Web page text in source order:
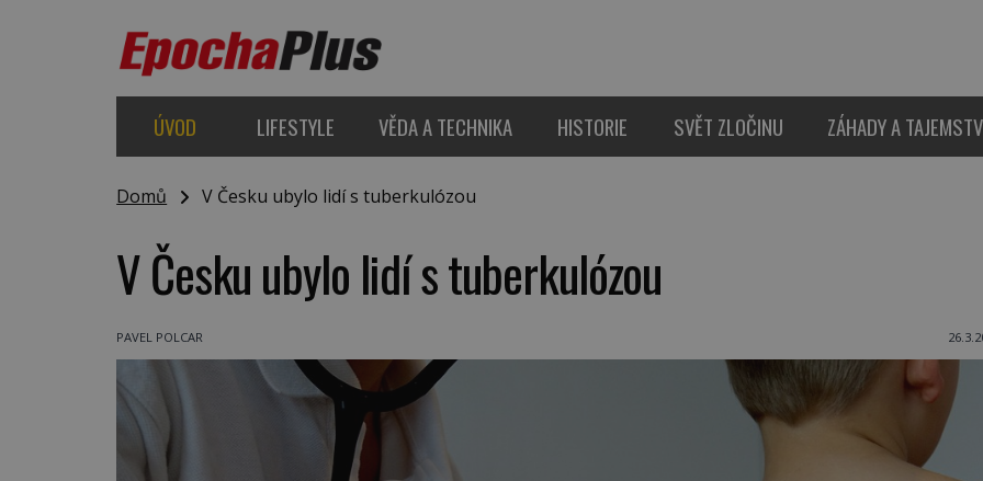
ÚVOD LIFESTYLE VĚDA A TECHNIKA HISTORIE SVĚT ZLOČINU ZÁHADY A
Domů V Česku ubylo lidí s tuberkulózou
V Česku ubylo lidí s tuberkulózou
PAVEL POLCAR